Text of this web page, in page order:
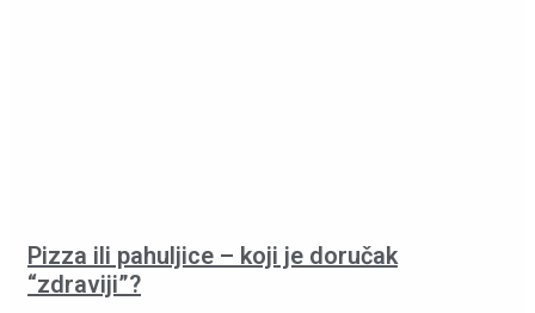
Pizza ili pahuljice – koji je doručak
“zdraviji”?